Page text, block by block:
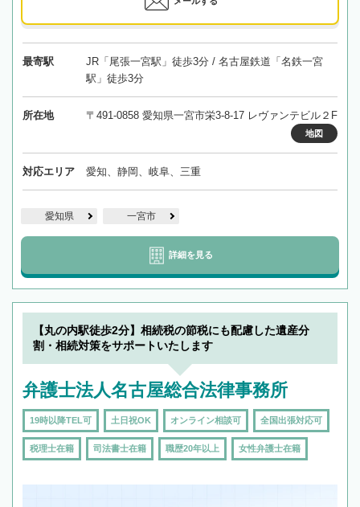
最寄駅
JR「尾張一宮駅」徒歩3分 / 名古屋鉄道「名鉄一宮
駅」徒歩3分
所在地 〒491-0858 愛知県一宮市栄3-8-17 レヴァンテビル２F
地図
対応エリア 愛知、静岡、岐阜、三重
愛知県 一宮市
詳細を見る
【丸の内駅徒歩2分】相続税の節税にも配慮した遺産分
割・相続対策をサポートいたします
弁護士法人名古屋総合法律事務所
19時以降TEL可 土日祝OK オンライン相談可 全国出張対応可
税理士在籍 司法書士在籍 職歴20年以上 女性弁護士在籍